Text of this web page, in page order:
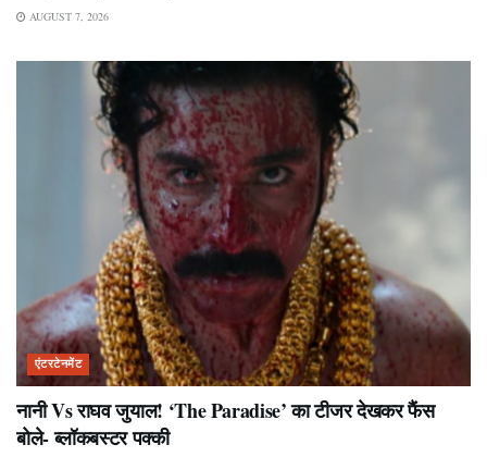
AUGUST 7, 2026
एंटरटेनमेंट
नानी Vs राघव जुयाल! ‘The Paradise’ का टीजर देखकर फैंस
बोले- ब्लॉकबस्टर पक्की